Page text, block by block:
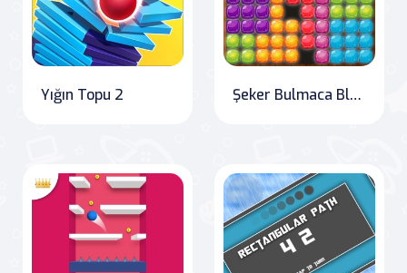
Yığın Topu 2 Şeker Bulmaca Blokları Cadılar Bayramı